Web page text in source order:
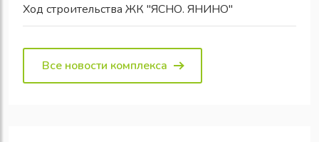
Ход строительства ЖК "ЯСНО. ЯНИНО"
Все новости комплекса